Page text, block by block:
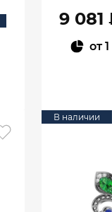
9 081
от
В наличии